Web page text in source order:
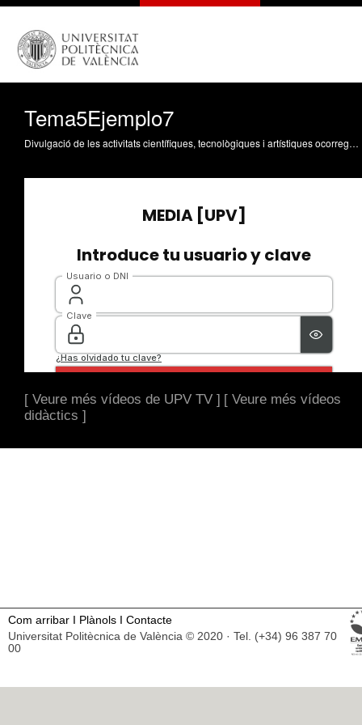
Tema5Ejemplo7
Divulgació de les activitats científiques, tecnològiques i artístiques ocorregudes en els tres campus de la UPV
[ Veure més vídeos de UPV TV ] [ Veure més vídeos
didàctics ]
Com arribar I Plànols I Contacte
Universitat Politècnica de València © 2020 · Tel. (+34) 96 387 70
00